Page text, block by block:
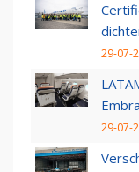
29-07-
29-07-